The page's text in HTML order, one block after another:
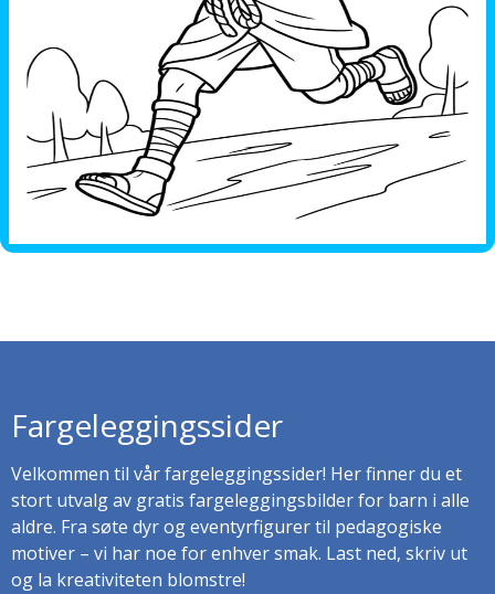
Fargeleggingssider
Velkommen til vår fargeleggingssider! Her finner du et
stort utvalg av gratis fargeleggingsbilder for barn i alle
aldre. Fra søte dyr og eventyrfigurer til pedagogiske
motiver – vi har noe for enhver smak. Last ned, skriv ut
og la kreativiteten blomstre!